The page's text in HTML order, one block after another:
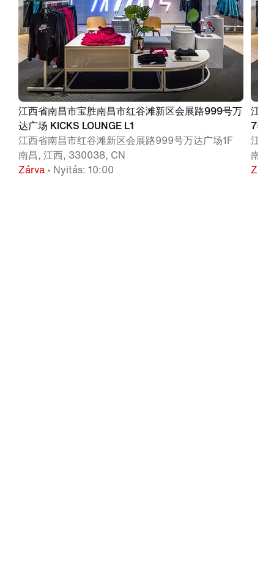
江西省南昌市宝胜南昌市红谷滩新区会展路999号万
达广场 KICKS LOUNGE L1
江西省南昌市红谷滩新区会展路999号万达广场1F
南昌, 江西, 330038, CN
Zárva • Nyitás: 10:00
江西
750
江西
南昌